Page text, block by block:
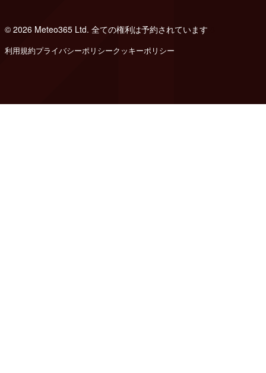
© 2026 Meteo365 Ltd. 全ての権利は予約されています
利用規約プライバシーポリシークッキーポリシー